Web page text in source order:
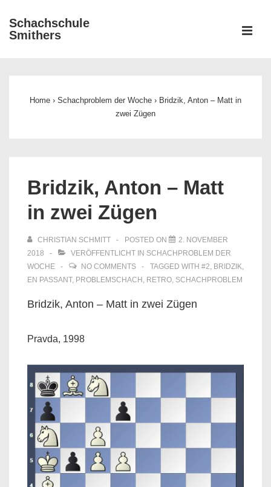
Zum
Inhalt
Schachschule
Smithers
Home › Schachproblem der Woche › Bridzik, Anton – Matt in
zwei Zügen
Bridzik, Anton – Matt
in zwei Zügen
CHRISTIAN SCHMITT POSTED ON
2. NOVEMBER
2018
VERÖFFENTLICHT IN SCHACHPROBLEM DER
WOCHE
NO COMMENTS TAGGED WITH #2, BRIDZIK,
EN PASSANT, PROBLEMSCHACH , RETRO, SCHACHPROBLEM
Bridzik, Anton – Matt in zwei Zügen
Pravda, 1998